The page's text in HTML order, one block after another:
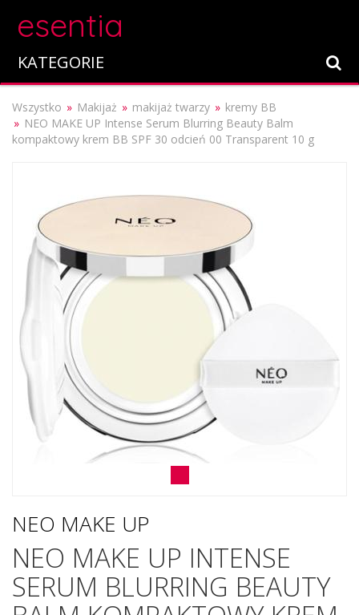
esentia
KATEGORIE
Wszystko Makijaż makijaż twarzy
kremy BB
NEO MAKE UP Intense Serum Blurring Beauty Balm
kompaktowy krem BB SPF 30 odcień 00 Transparent 10 g
NEO MAKE UP
NEO MAKE UP INTENSE
SERUM BLURRING BEAUTY